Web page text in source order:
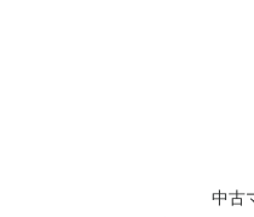
中古